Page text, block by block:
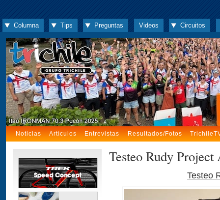
Columna Tips Preguntas Videos Circuitos
Noticias Artículos Entrevistas Resultados/Fotos
Testeo Rudy
Testeo